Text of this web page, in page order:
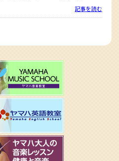
記事を読む